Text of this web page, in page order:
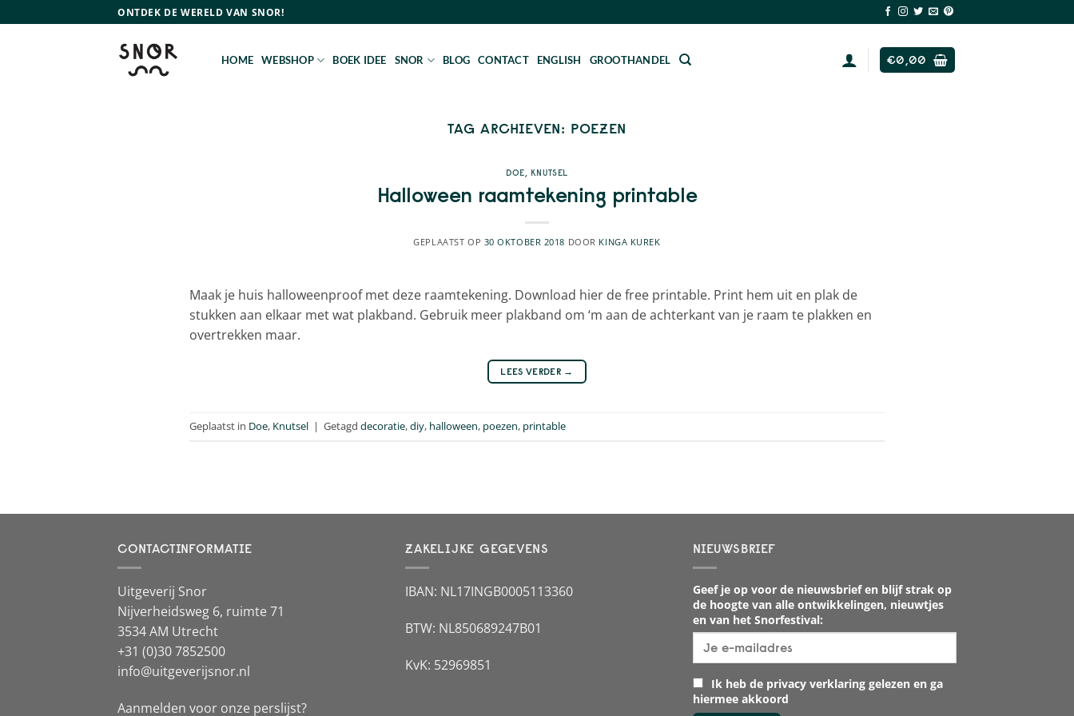
naar
ONTDEK DE WERELD VAN SNOR!
HOME WEBSHOP BOEK IDEE SNOR BLOG CONTACT ENGLISH GROOTHANDEL €0,00
TAG ARCHIEVEN: POEZEN
DOE, KNUTSEL
Halloween raamtekening printable
GEPLAATST OP 30 OKTOBER 2018 DOOR KINGA KUREK
Maak je huis halloweenproof met deze raamtekening. Download hier de free printable. Print hem uit en plak de
stukken aan elkaar met wat plakband. Gebruik meer plakband om ‘m aan de achterkant van je raam te plakken en
overtrekken maar.
LEES VERDER →
Geplaatst in Doe, Knutsel | Getagd decoratie,diy, halloween, poezen, printable
CONTACTINFORMATIE
Uitgeverij Snor
Nijverheidsweg 6, ruimte 71
3534 AM Utrecht
+31 (0)30 7852500
info@uitgeverijsnor.nl
Aanmelden voor onze perslijst?
ZAKELIJKE GEGEVENS
IBAN: NL17INGB0005113360
BTW: NL850689247B01
KvK: 52969851
NIEUWSBRIEF
Geef je op voor de nieuwsbrief en blijf strak op
de hoogte van alle ontwikkelingen, nieuwtjes
en van het Snorfestival:
Ik heb de privacy verklaring gelezen en ga
hiermee akkoord